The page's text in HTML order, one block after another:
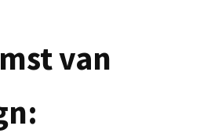
van